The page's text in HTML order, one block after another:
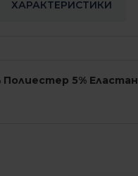
ХАРАКТЕРИСТИКИ
Полиестер 5% Еластан